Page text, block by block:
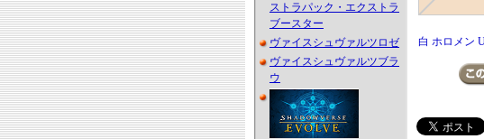
ストラパック・エクストラ
ブースター
ヴァイスシュヴァルツロゼ
ヴァイスシュヴァルツブラ
ウ
白 ホロメン